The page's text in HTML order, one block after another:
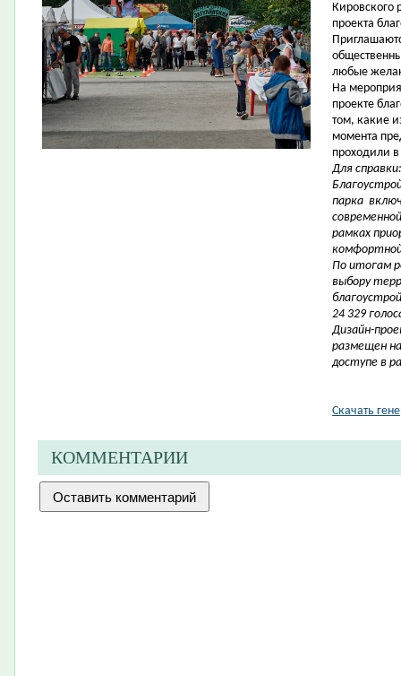
Кировского
проекта
любые
На
проекте
том, какие
момента
проходили
Для справки:
парка
рамках
комфортной
По итогам
выбору
24 329
Дизайн-
размещен
доступе в
Скачать
КОММЕНТАРИИ